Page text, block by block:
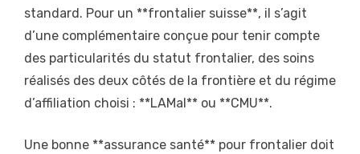
standard. Pour un **frontalier suisse**, il s’agit
d’une complémentaire conçue pour tenir compte
des particularités du statut frontalier, des soins
réalisés des deux côtés de la frontière et du régime
d’affiliation choisi : **LAMal** ou **CMU**.
Une bonne **assurance santé** pour frontalier doit